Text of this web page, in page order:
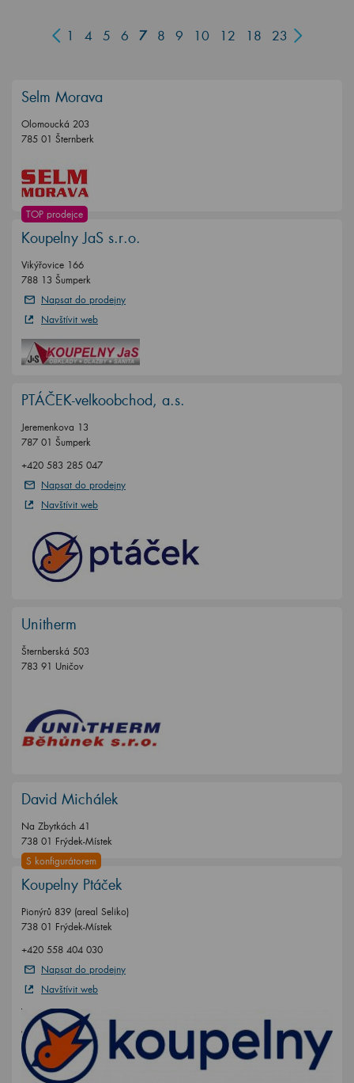
1 4 5 6 7 8 9 10 12 18 23
Selm Morava
Olomoucká 203
785 01 Šternberk
TOP prodejce
Koupelny JaS s.r.o.
Vikýřovice 166
788 13 Šumperk
Napsat do prodejny
Navštívit web
PTÁČEK-velkoobchod, a.s.
Jeremenkova 13
787 01 Šumperk
+420 583 285 047
Napsat do prodejny
Navštívit web
Unitherm
Šternberská 503
783 91 Uničov
David Michálek
Na Zbytkách 41
738 01 Frýdek-Místek
S konfigurátorem
Koupelny Ptáček
Pionýrů 839 (areal Seliko)
738 01 Frýdek-Místek
+420 558 404 030
Napsat do prodejny
Navštívit web